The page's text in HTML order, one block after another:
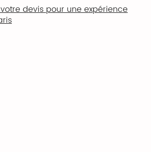
devis pour une expérience